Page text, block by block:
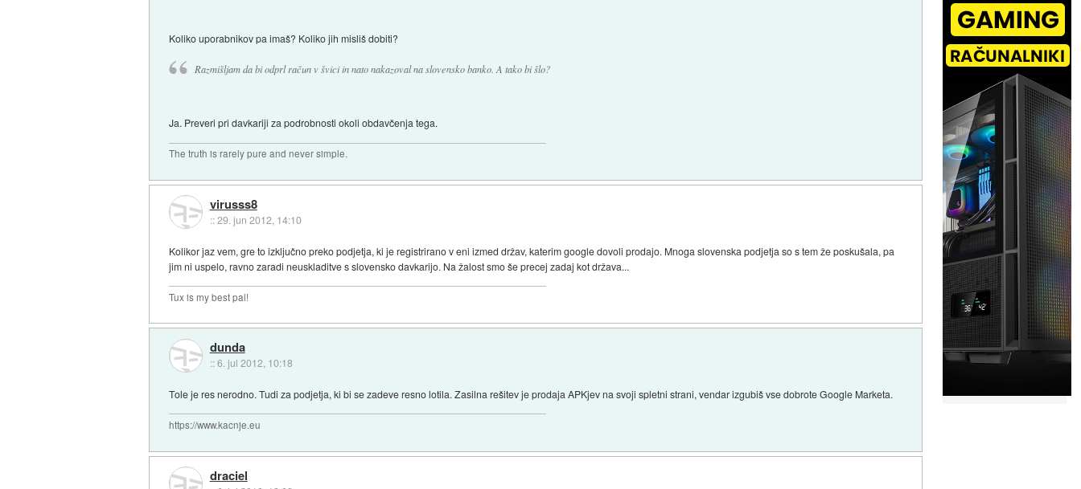
Koliko uporabnikov pa imaš? Koliko jih misliš dobiti?
Razmišljam da bi odprl račun v švici in nato nakazoval na slovensko banko. A tako bi šlo?
Ja. Preveri pri davkariji za podrobnosti okoli obdavčenja tega.
The truth is rarely pure and never simple.
virusss8
::29. jun 2012, 14:10
Kolikor jaz vem, gre to izključno preko podjetja, ki je registrirano v eni izmed držav, katerim google dovoli prodajo. Mnoga slovenska podjetja so s tem že poskušala, pa
jim ni uspelo, ravno zaradi neuskladitve s slovensko davkarijo. Na žalost smo še precej zadaj kot država...
Tux is my best pal!
dunda
::6. jul 2012, 10:18
Tole je res nerodno. Tudi za podjetja, ki bi se zadeve resno lotila. Zasilna rešitev je prodaja APKjev na svoji spletni strani, vendar izgubiš vse dobrote Google Marketa.
https://www.kacnje.eu
draciel